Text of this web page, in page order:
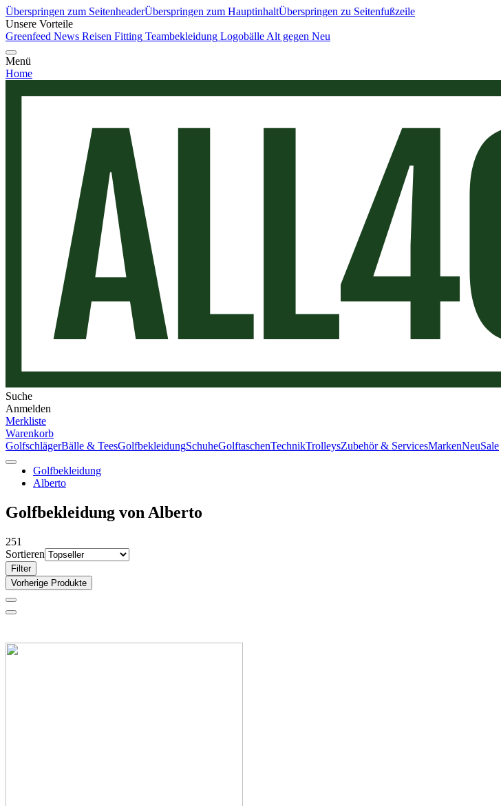
Überspringen zum SeitenheaderÜberspringen zum HauptinhaltÜberspringen zu Seitenfußzeile
Unsere Vorteile
Greenfeed News Reisen Fitting Teambekleidung Logobälle Alt gegen Neu
Menü
Home
Suche
Anmelden
Merkliste
Warenkorb
GolfschlägerBälle & TeesGolfbekleidungSchuheGolftaschenTechnikTrolleysZubehör & ServicesMarkenNeuSale
Golfbekleidung
Alberto
Golfbekleidung von Alberto
251
Sortieren
Filter
Vorherige Produkte